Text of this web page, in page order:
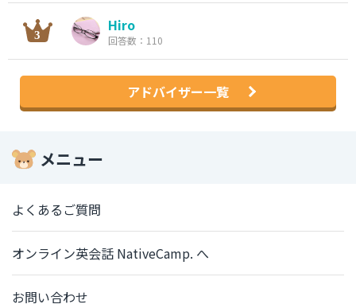
Hiro
回答数：110
アドバイザー一覧
メニュー
よくあるご質問
オンライン英会話 NativeCamp. へ
お問い合わせ